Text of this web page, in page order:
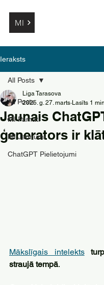
MI
Ieraksts
All Posts
MI Pamati
MI Jaunumi
ChatGPT Pielietojumi
All Posts
Jaunais
ģenerators ir
Liga Tarasova
2025. g. 27. marts Lasīts 1 min
Mākslīgais intelekts
straujā tempā.